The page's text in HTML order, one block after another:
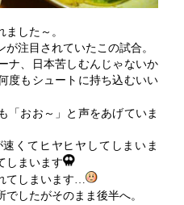
した～。
注目されていたこの試合。
ナ、日本苦しむんじゃないか
度もシュートに持ち込むいい
「おお～」と声をあげていま
くてヒヤヒヤしてしまいま
しまいます
てしまいます…
したがそのまま後半へ。